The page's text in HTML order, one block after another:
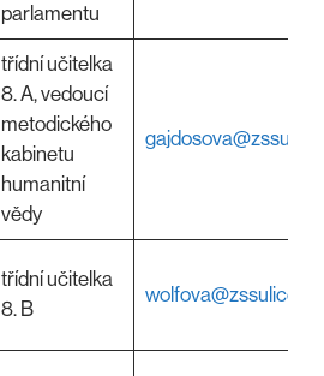
parlamentu
třídní učitelka
8. A, vedoucí
metodického
kabinetu
humanitní
vědy
třídní učitelka
8. B
wolfova@zssulice.cz